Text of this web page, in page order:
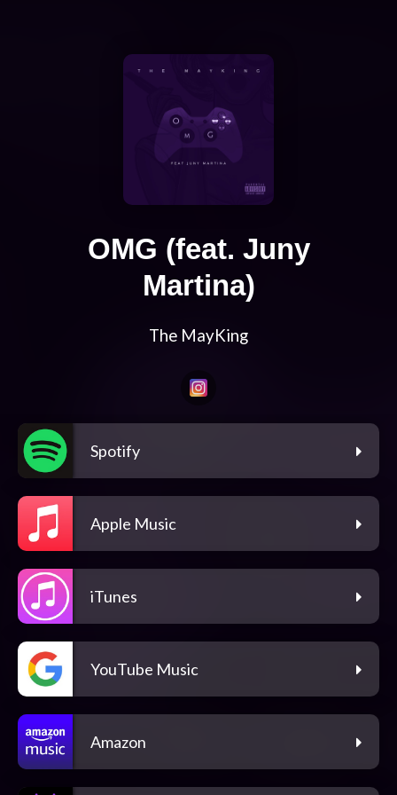
OMG (feat. Juny
Martina)
The MayKing
Spotify
Apple Music
iTunes
YouTube Music
Amazon